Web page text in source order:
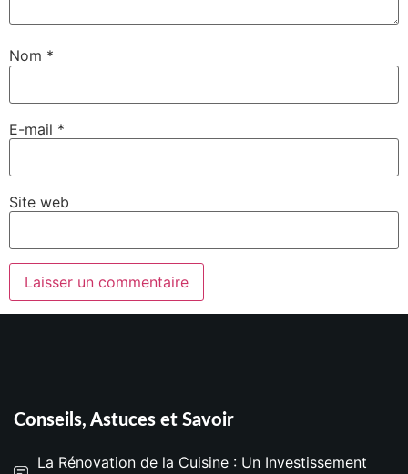
Nom *
E-mail *
Site web
Conseils, Astuces et Savoir
La Rénovation de la Cuisine : Un Investissement